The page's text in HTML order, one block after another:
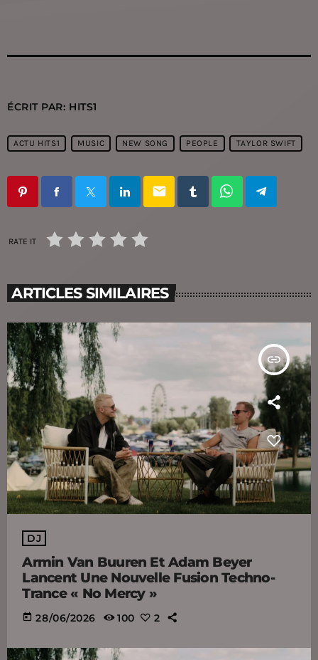
ÉCRIT PAR: HITS1
ACTU HITS1 MUSIC NEW SONG PEOPLE TAYLOR SWIFT
email
RATE IT
ARTICLES SIMILAIRES
insert_link
DJ
Armin Van Buuren Et Adam Beyer
Lancent Une Nouvelle Fusion Techno-
Trance « No Mercy »
today 28/06/2026 100 2